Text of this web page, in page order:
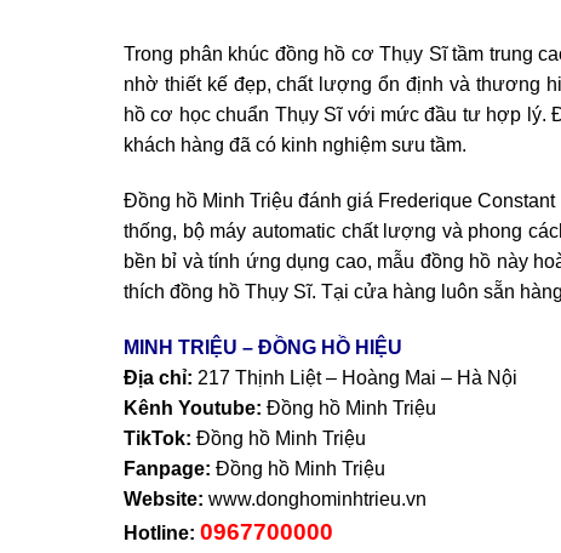
Trong phân khúc đồng hồ cơ Thụy Sĩ tầm trung
nhờ thiết kế đẹp, chất lượng ổn định và thương
hồ cơ học chuẩn Thụy Sĩ với mức đầu tư hợp
khách hàng đã có kinh nghiệm sưu tầm.
Đồng hồ Minh Triệu đánh giá Frederique
thống, bộ máy automatic chất lượng và phong
bền bỉ và tính ứng dụng cao, mẫu đồng hồ này
thích đồng hồ Thụy Sĩ. Tại cửa hàng luôn sẵn
MINH TRIỆU – ĐỒNG HỒ HIỆU
Địa chỉ: 217 Thịnh Liệt – Hoàng Mai – Hà Nội
Kênh Youtube: Đồng hồ Minh Triệu
TikTok: Đồng hồ Minh Triệu
Fanpage: Đồng hồ Minh Triệu
Website: www.donghominhtrieu.vn
Hotline: 0967700000